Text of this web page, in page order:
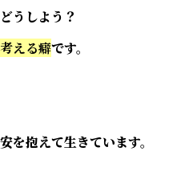
うしよう？
える癖です。
を抱えて生きています。